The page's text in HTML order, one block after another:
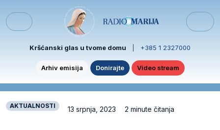
Menu
Kršćanski glas u tvome domu +385 1 2327000
Arhiv emisija Donirajte Video stream
AKTUALNOSTI 13 srpnja, 2023 2 minute čitanja